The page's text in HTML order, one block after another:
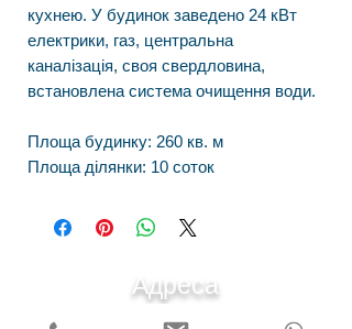
кухнею. У будинок заведено 24 кВт
електрики, газ, центральна
каналізація, своя свердловина,
встановлена система очищення води.
Площа будинку: 260 кв. м
Площа ділянки: 10 соток
Адреса